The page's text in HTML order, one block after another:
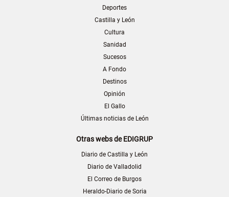
Deportes
Castilla y León
Cultura
Sanidad
Sucesos
A Fondo
Destinos
Opinión
El Gallo
Últimas noticias de León
Otras webs de EDIGRUP
Diario de Castilla y León
Diario de Valladolid
El Correo de Burgos
Heraldo-Diario de Soria